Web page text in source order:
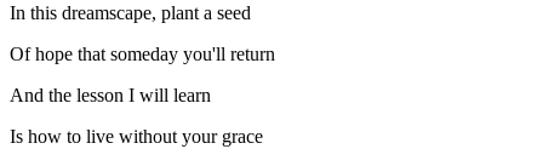
In this dreamscape, plant a seed
Of hope that someday you'll return
And the lesson I will learn
Is how to live without your grace